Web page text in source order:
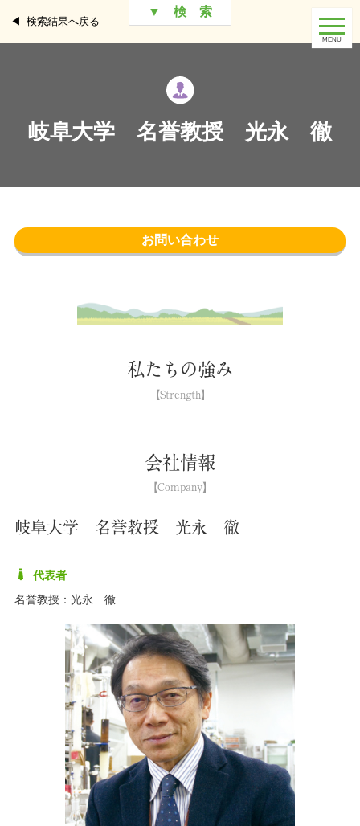
▼ 検 索
検索結果へ戻る
岐阜大学 名誉教授 光永 徹
お問い合わせ
私たちの強み
会社情報
岐阜大学 名誉教授 光永 徹
代表者
名誉教授：光永 徹